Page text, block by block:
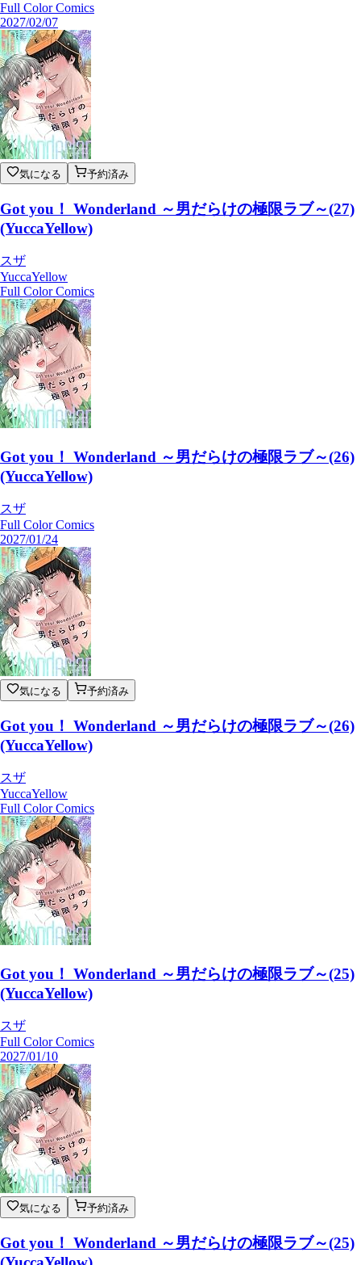
Full Color Comics
2027/02/07
気になる 予約済み
Got you！ Wonderland ～男だらけの極限ラブ～(27)
(YuccaYellow)
スザ
YuccaYellow
Full Color Comics
Got you！ Wonderland ～男だらけの極限ラブ～(26)
(YuccaYellow)
スザ
Full Color Comics
2027/01/24
気になる 予約済み
Got you！ Wonderland ～男だらけの極限ラブ～(26)
(YuccaYellow)
スザ
YuccaYellow
Full Color Comics
Got you！ Wonderland ～男だらけの極限ラブ～(25)
(YuccaYellow)
スザ
Full Color Comics
2027/01/10
気になる 予約済み
Got you！ Wonderland ～男だらけの極限ラブ～(25)